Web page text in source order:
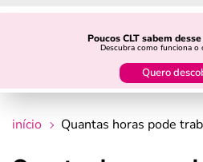
Poucos CLT sabem
Descubra como funciona o
Quero
guia do trabalhador
início Quantas horas pode